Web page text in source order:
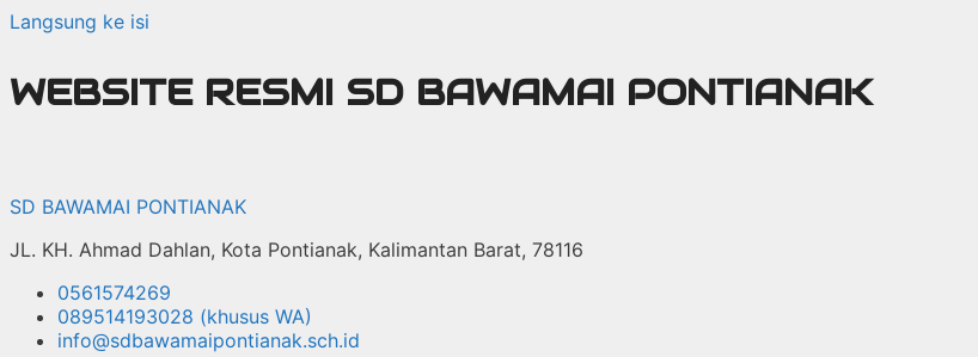
Langsung ke isi
WEBSITE RESMI SD BAWAMAI PONTIANAK
SD BAWAMAI PONTIANAK
JL. KH. Ahmad Dahlan, Kota Pontianak, Kalimantan Barat, 78116
0561574269
089514193028 (khusus WA)
info@sdbawamaipontianak.sch.id